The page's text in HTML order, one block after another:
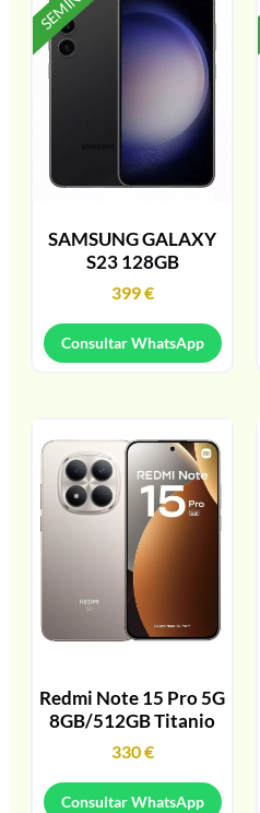
SAMSUNG GALAXY
S23 128GB
399€
Consultar WhatsApp
Redmi Note 15 Pro 5G
8GB/512GB Titanio
330€
Consultar WhatsApp